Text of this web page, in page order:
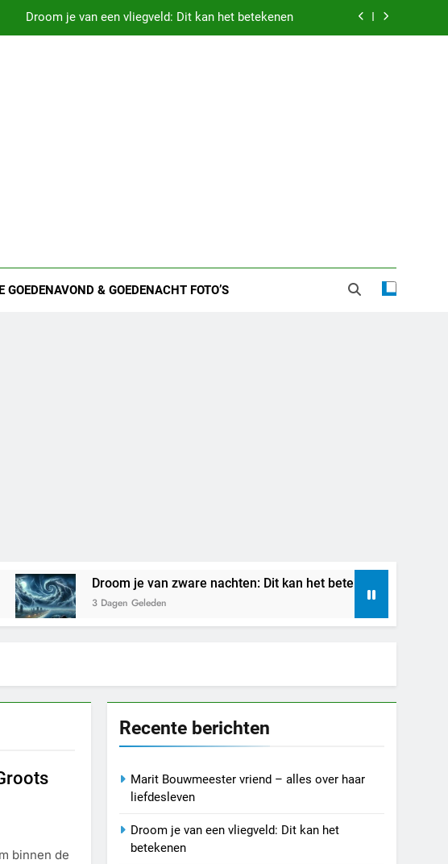
Droom je van een vliegveld: Dit kan het betekenen
GOEDENAVOND & GOEDENACHT FOTO’S
Droom je van zware nachten: Dit kan het betekenen
3 Dagen Geleden
binnen de
Recente berichten
Marit Bouwmeester vriend – alles over haar
liefdesleven
Droom je van een vliegveld: Dit kan het
betekenen